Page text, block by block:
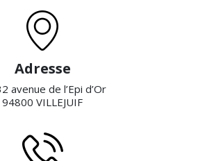
Adresse
avenue de l’Epi d’Or
94800 VILLEJUIF